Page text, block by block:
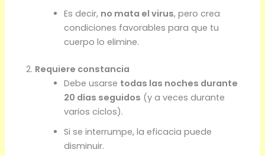
Es decir, no mata el virus, pero crea
condiciones favorables para que tu
cuerpo lo elimine.
2. Requiere constancia
Debe usarse todas las noches durante
20 días seguidos (y a veces durante
varios ciclos).
Si se interrumpe, la eficacia puede
disminuir.